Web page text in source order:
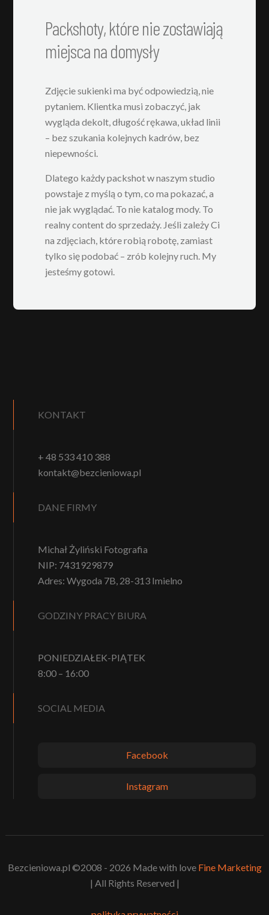
Packshoty, które nie zostawiają
miejsca na domysły
Zdjęcie sukienki ma być odpowiedzią, nie
pytaniem. Klientka musi zobaczyć, jak
wygląda dekolt, długość rękawa, układ linii
– bez szukania kolejnych kadrów, bez
niepewności.
Dlatego każdy packshot w naszym studio
powstaje z myślą o tym, co ma pokazać, a
nie jak wyglądać. To nie katalog mody. To
realny content do sprzedaży. Jeśli zależy Ci
na zdjęciach, które robią robotę, zamiast
tylko się podobać – zrób kolejny ruch. My
jesteśmy gotowi.
KONTAKT
+ 48 533 410 388
kontakt@bezcieniowa.pl
DANE FIRMY
Michał Żyliński Fotografia
NIP: 7431929879
Adres: Wygoda 7B, 28-313 Imielno
GODZINY PRACY BIURA
PONIEDZIAŁEK-PIĄTEK
8:00 – 16:00
SOCIAL MEDIA
Facebook
Instagram
Bezcieniowa.pl ©2008 - 2026 Made with love Fine Marketing
| All Rights Reserved |